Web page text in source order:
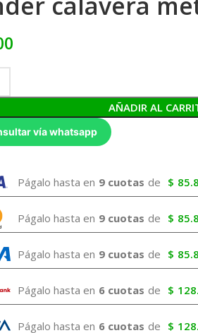
AÑADIR AL
vía whatsapp
Págalo hasta en 9 cuotas de $
Págalo hasta en 9 cuotas de $
Págalo hasta en 9 cuotas de $
Págalo hasta en 6 cuotas de $
Págalo hasta en 6 cuotas de $